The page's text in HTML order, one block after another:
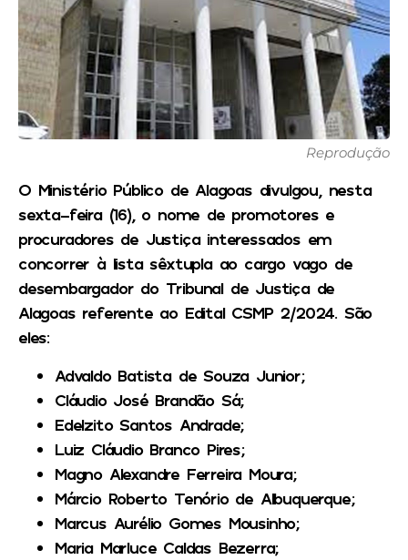
Reprodução
O Ministério Público de Alagoas divulgou, nesta
sexta-feira (16), o nome de promotores e
procuradores de Justiça interessados em
concorrer à lista sêxtupla ao cargo vago de
desembargador do Tribunal de Justiça de
Alagoas referente ao Edital CSMP 2/2024. São
eles:
Advaldo Batista de Souza Junior;
Cláudio José Brandão Sá;
Edelzito Santos Andrade;
Luiz Cláudio Branco Pires;
Magno Alexandre Ferreira Moura;
Márcio Roberto Tenório de Albuquerque;
Marcus Aurélio Gomes Mousinho;
Maria Marluce Caldas Bezerra;